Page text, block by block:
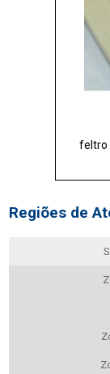
feltro
Regiões de